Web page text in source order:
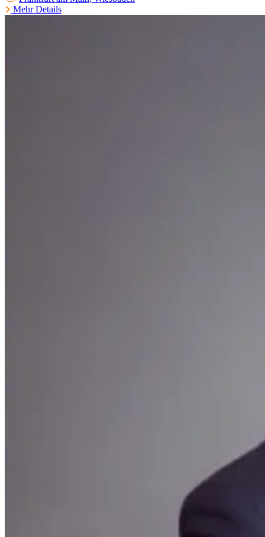
Mehr Details